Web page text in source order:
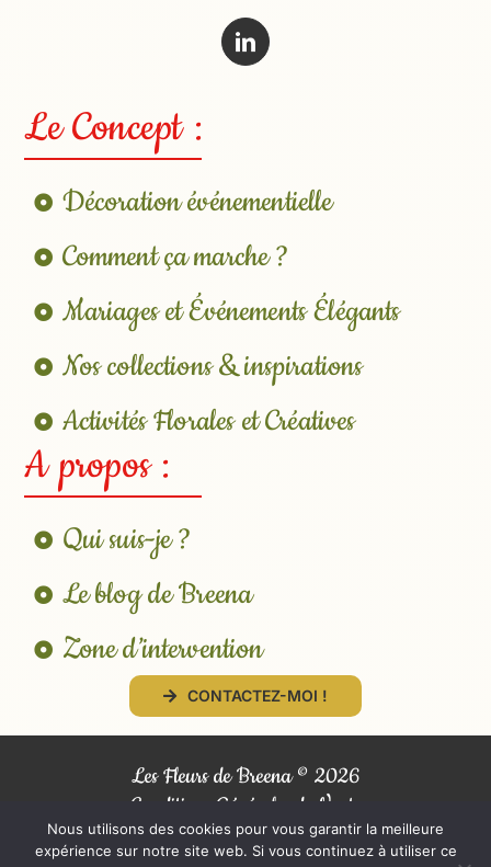
Le Concept :
Décoration événementielle
Comment ça marche ?
Mariages et Événements Élégants
Nos collections & inspirations
Activités Florales et Créatives
A propos :
Qui suis-je ?
Le blog de Breena
Zone d’intervention
CONTACTEZ-MOI !
Les Fleurs de Breena © 2026
Conditions Générales de Vente
Mentions Légales
Nous utilisons des cookies pour vous garantir la meilleure
expérience sur notre site web. Si vous continuez à utiliser ce